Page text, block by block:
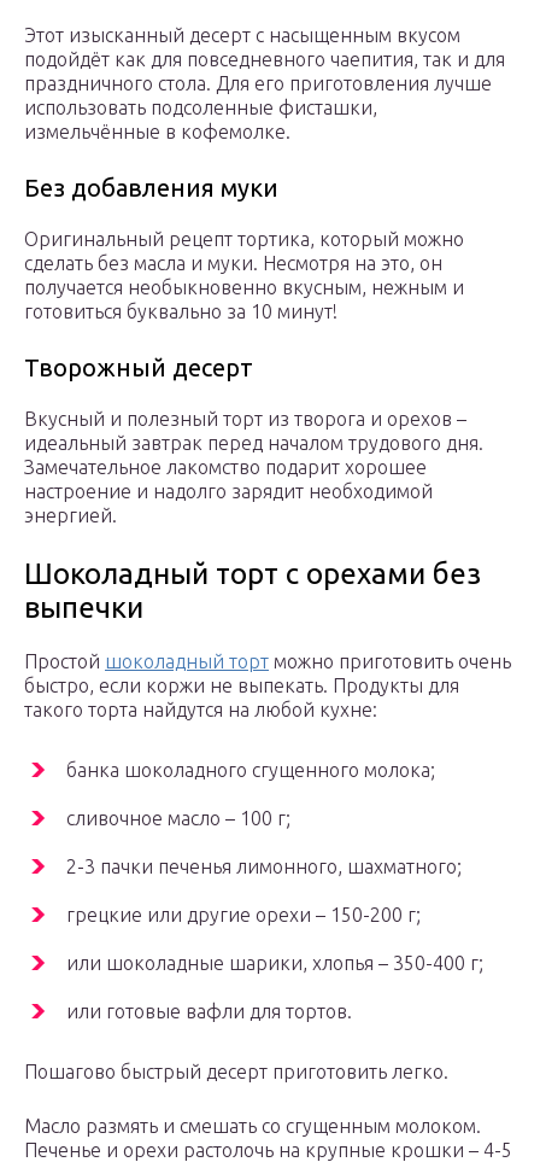
Этот изысканный десерт с насыщенным вкусом
подойдёт как для повседневного чаепития, так и для
праздничного стола. Для его приготовления лучше
использовать подсоленные фисташки,
измельчённые в кофемолке.
Без добавления муки
Оригинальный рецепт тортика, который можно
сделать без масла и муки. Несмотря на это, он
получается необыкновенно вкусным, нежным и
готовиться буквально за 10 минут!
Творожный десерт
Вкусный и полезный торт из творога и орехов –
идеальный завтрак перед началом трудового дня.
Замечательное лакомство подарит хорошее
настроение и надолго зарядит необходимой
энергией.
Шоколадный торт с орехами без
выпечки
Простой шоколадный торт можно приготовить очень
быстро, если коржи не выпекать. Продукты для
такого торта найдутся на любой кухне:
банка шоколадного сгущенного молока;
сливочное масло – 100 г;
2-3 пачки печенья лимонного, шахматного;
грецкие или другие орехи – 150-200 г;
или шоколадные шарики, хлопья – 350-400 г;
или готовые вафли для тортов.
Пошагово быстрый десерт приготовить легко.
Масло размять и смешать со сгущенным молоком.
Печенье и орехи растолочь на крупные крошки – 4-5